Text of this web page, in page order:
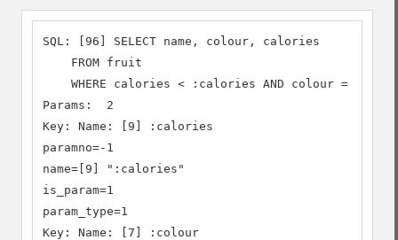
SQL: [96] SELECT name, colour, calories
    FROM fruit
WHERE calories < :calories AND colour =
Params:  2
Key: Name: [9] :calories
paramno=-1
name=[9] ":calories"
is_param=1
param_type=1
Key: Name: [7] :colour